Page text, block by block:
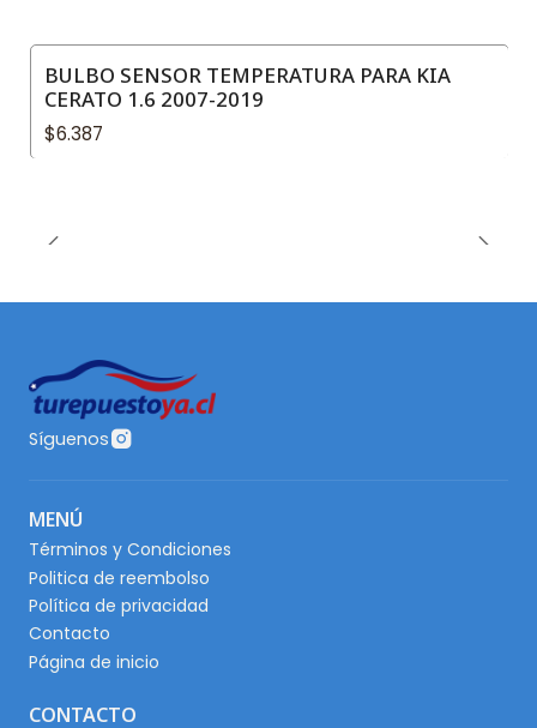
BULBO SENSOR TEMPERATURA PARA KIA
CERATO 1.6 2007-2019
$6.387
Síguenos
MENÚ
Términos y Condiciones
Politica de reembolso
Política de privacidad
Contacto
Página de inicio
CONTACTO